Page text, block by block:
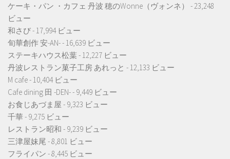
ケーキ・パン ・カフェ 丹波 穂のWonne（ヴォンネ）
- 23,248
ビュー
和さび- 17,994 ビュー
旬華創作 安-AN-- 16,639 ビュー
ステーキハウス松葉- 12,227 ビュー
丹波レストラン菓子工房 あれっと - 12,133 ビュー
M cafe- 10,404 ビュー
Cafe dining 田 -DEN-- 9,449 ビュー
お食じあづま屋 - 9,323 ビュー
千華- 9,275 ビュー
レストラン昭和 - 9,239 ビュー
三津屋妹尾 - 8,801 ビュー
フライパン - 8,445 ビュー